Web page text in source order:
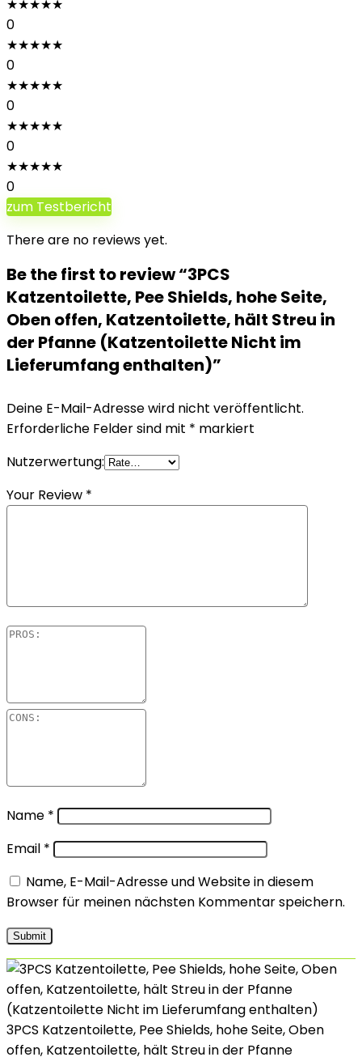
★★★★★
0
★★★★★
0
★★★★★
0
★★★★★
0
★★★★★
0
zum Testbericht
There are no reviews yet.
Be the first to review “3PCS
Katzentoilette, Pee Shields, hohe Seite,
Oben offen, Katzentoilette, hält Streu in
der Pfanne (Katzentoilette Nicht im
Lieferumfang enthalten)”
Deine E-Mail-Adresse wird nicht veröffentlicht.
Erforderliche Felder sind mit * markiert
Nutzerwertung:
Your Review *
Name *
Email *
Name, E-Mail-Adresse und Website in diesem
Browser für meinen nächsten Kommentar speichern.
3PCS Katzentoilette, Pee Shields, hohe Seite, Oben
offen, Katzentoilette, hält Streu in der Pfanne